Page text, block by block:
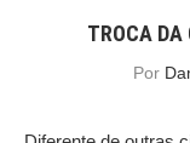
TROCA DA
Por